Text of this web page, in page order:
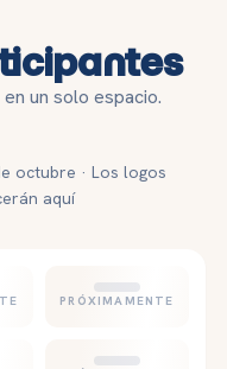
un solo espacio.
octubre · Los logos
aquí